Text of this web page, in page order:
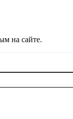
на сайте.